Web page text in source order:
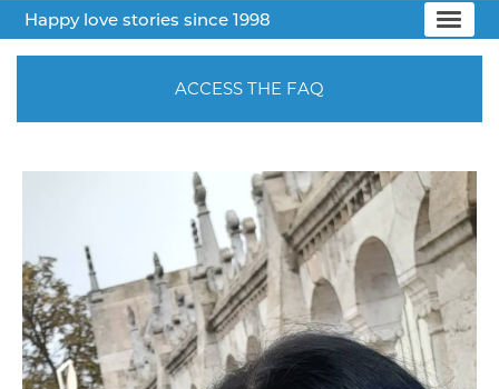
Happy love stories since 1998
ACCESS THE FAQ